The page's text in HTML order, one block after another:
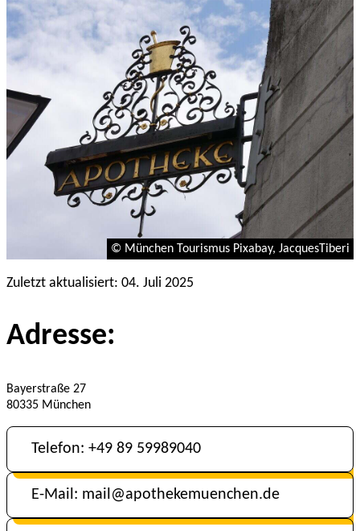
© München Tourismus Pixabay, JacquesTiberi
Zuletzt aktualisiert: 04. Juli 2025
Adresse:
Bayerstraße 27
80335 München
Telefon: +49 89 59989040
E-Mail: mail@apothekemuenchen.de